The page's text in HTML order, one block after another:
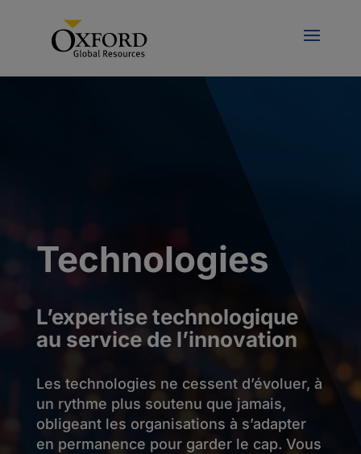
Technologies
L’expertise technologique
au service de l’innovation
Les technologies ne cessent d’évoluer, à
un rythme plus soutenu que jamais,
obligeant les organisations à s’adapter
en permanence pour garder le cap. Vous